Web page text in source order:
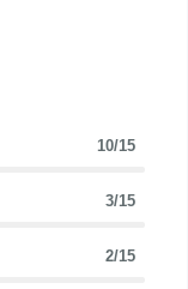
10/15
3/15
2/15